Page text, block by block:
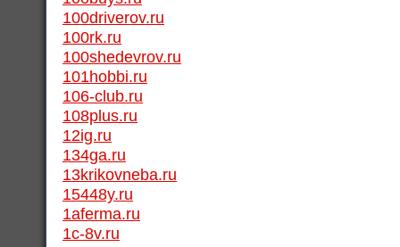
100driverov.ru
100rk.ru
100shedevrov.ru
101hobbi.ru
106-club.ru
108plus.ru
12ig.ru
134ga.ru
13krikovneba.ru
15448y.ru
1aferma.ru
1c-8v.ru